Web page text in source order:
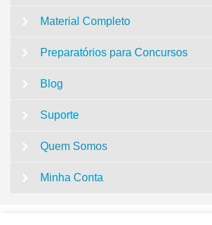
Material Completo
Preparatórios para Concursos
Blog
Suporte
Quem Somos
Minha Conta